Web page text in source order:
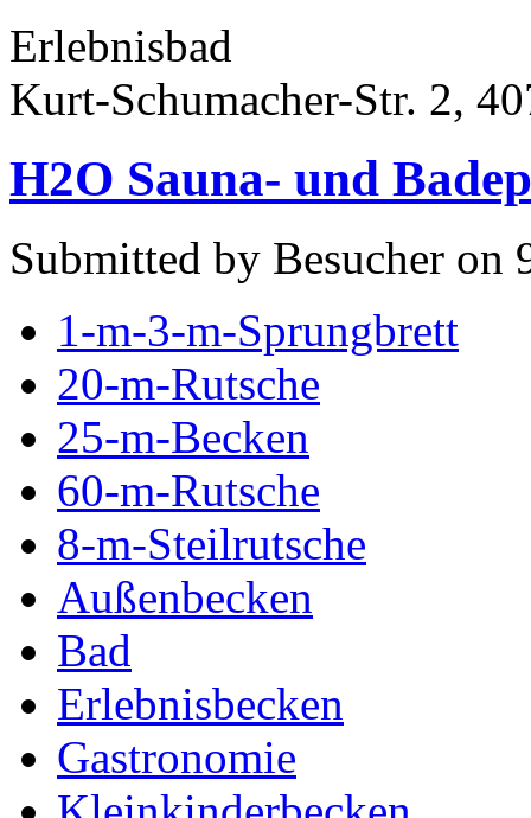
Erlebnisbad
Kurt-Schumacher-Str. 2,
H2O Sauna- und
Submitted by Besucher on
1-m-3-m-Sprungbrett
20-m-Rutsche
25-m-Becken
60-m-Rutsche
8-m-Steilrutsche
Außenbecken
Bad
Erlebnisbecken
Gastronomie